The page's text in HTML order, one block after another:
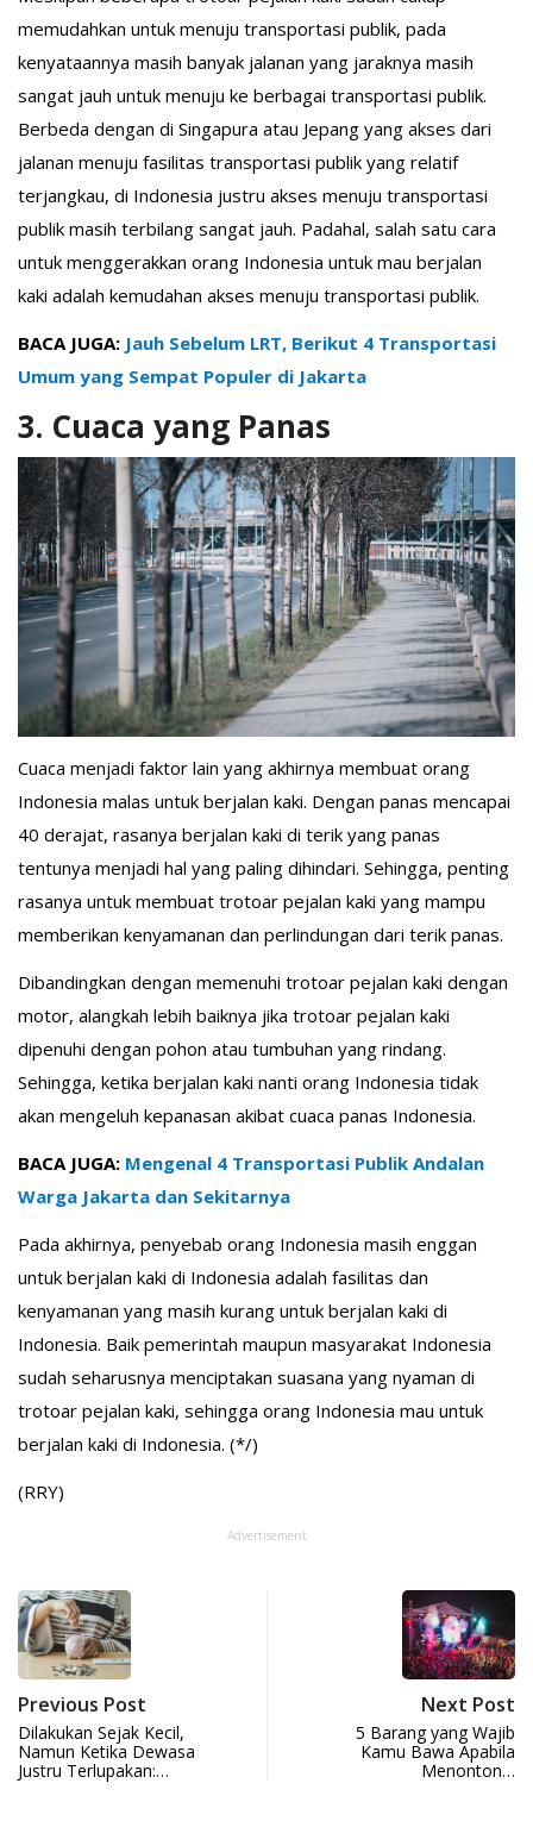
memudahkan untuk menuju transportasi publik, pada
kenyataannya masih banyak jalanan yang jaraknya masih
sangat jauh untuk menuju ke berbagai transportasi publik.
Berbeda dengan di Singapura atau Jepang yang akses dari
jalanan menuju fasilitas transportasi publik yang relatif
terjangkau, di Indonesia justru akses menuju transportasi
publik masih terbilang sangat jauh. Padahal, salah satu cara
untuk menggerakkan orang Indonesia untuk mau berjalan
kaki adalah kemudahan akses menuju transportasi publik.
BACA JUGA: Jauh Sebelum LRT, Berikut 4 Transportasi
Umum yang Sempat Populer di Jakarta
3. Cuaca yang Panas
Cuaca menjadi faktor lain yang akhirnya membuat orang
Indonesia malas untuk berjalan kaki. Dengan panas mencapai
40 derajat, rasanya berjalan kaki di terik yang panas
tentunya menjadi hal yang paling dihindari. Sehingga, penting
rasanya untuk membuat trotoar pejalan kaki yang mampu
memberikan kenyamanan dan perlindungan dari terik panas.
Dibandingkan dengan memenuhi trotoar pejalan kaki dengan
motor, alangkah lebih baiknya jika trotoar pejalan kaki
dipenuhi dengan pohon atau tumbuhan yang rindang.
Sehingga, ketika berjalan kaki nanti orang Indonesia tidak
akan mengeluh kepanasan akibat cuaca panas Indonesia.
BACA JUGA: Mengenal 4 Transportasi Publik Andalan
Warga Jakarta dan Sekitarnya
Pada akhirnya, penyebab orang Indonesia masih enggan
untuk berjalan kaki di Indonesia adalah fasilitas dan
kenyamanan yang masih kurang untuk berjalan kaki di
Indonesia. Baik pemerintah maupun masyarakat Indonesia
sudah seharusnya menciptakan suasana yang nyaman di
trotoar pejalan kaki, sehingga orang Indonesia mau untuk
berjalan kaki di Indonesia. (*/)
(RRY)
Advertisement
Previous Post
Dilakukan Sejak Kecil,
Namun Ketika Dewasa
Justru Terlupakan:…
Next Post
5 Barang yang Wajib
Kamu Bawa Apabila
Menonton…